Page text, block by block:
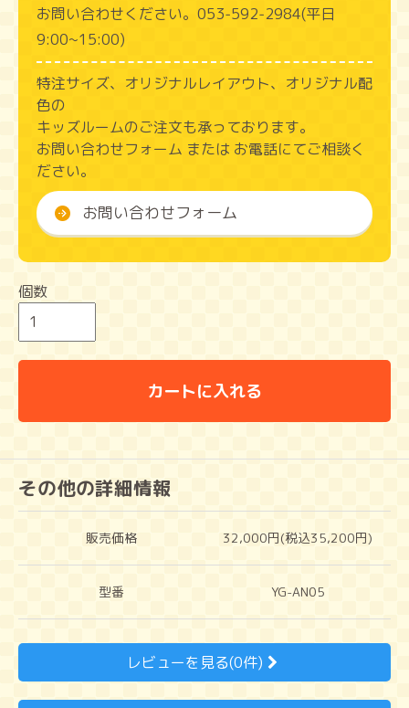
お問い合わせください。053‑592‑2984(平日
9:00~15:00)
特注サイズ、オリジナルレイアウト、オリジナル配
色の
キッズルームのご注文も承っております。
お問い合わせフォーム または お電話にてご相談く
ださい。
お問い合わせフォーム
個数
カートに入れる
その他の詳細情報
販売価格 32,000円(税込35,200円)
型番 YG-AN05
レビューを見る(0件)